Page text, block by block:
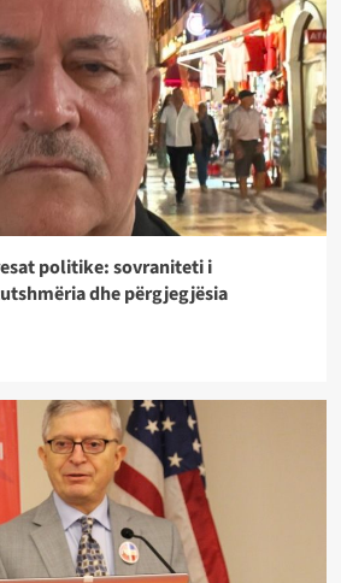
politike: sovraniteti i
dhe përgjegjësia